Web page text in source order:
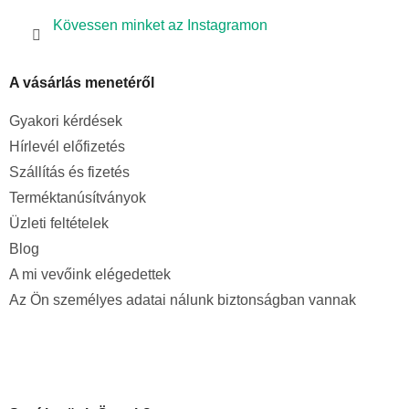
Kövessen minket az Instagramon
A vásárlás menetéről
Gyakori kérdések
Hírlevél előfizetés
Szállítás és fizetés
Terméktanúsítványok
Üzleti feltételek
Blog
A mi vevőink elégedettek
Az Ön személyes adatai nálunk biztonságban vannak